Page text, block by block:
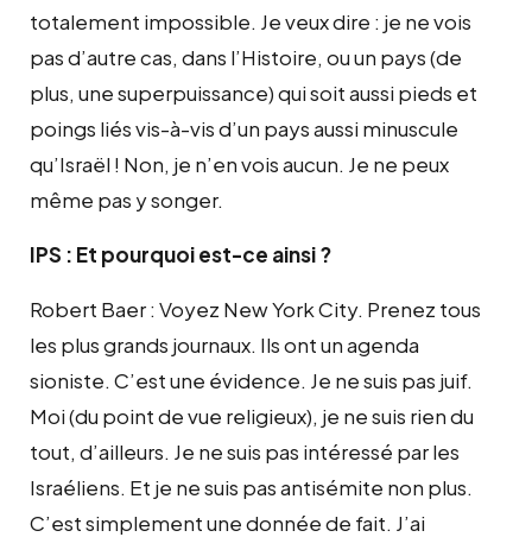
totalement impossible. Je veux dire : je ne vois
pas d’autre cas, dans l’Histoire, ou un pays (de
plus, une superpuissance) qui soit aussi pieds et
poings liés vis-à-vis d’un pays aussi minuscule
qu’Israël ! Non, je n’en vois aucun. Je ne peux
même pas y songer.
IPS : Et pourquoi est-ce ainsi ?
Robert Baer : Voyez New York City. Prenez tous
les plus grands journaux. Ils ont un agenda
sioniste. C’est une évidence. Je ne suis pas juif.
Moi (du point de vue religieux), je ne suis rien du
tout, d’ailleurs. Je ne suis pas intéressé par les
Israéliens. Et je ne suis pas antisémite non plus.
C’est simplement une donnée de fait. J’ai